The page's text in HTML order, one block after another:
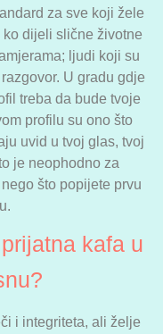
za sve koji žele
dijeli slične životne
ljudi koji su
U gradu gdje
treba da bude tvoje
profilu su ono što
uvid u tvoj glas, tvoj
je neophodno za
što popijete prvu
kafa u
i integriteta, ali želje